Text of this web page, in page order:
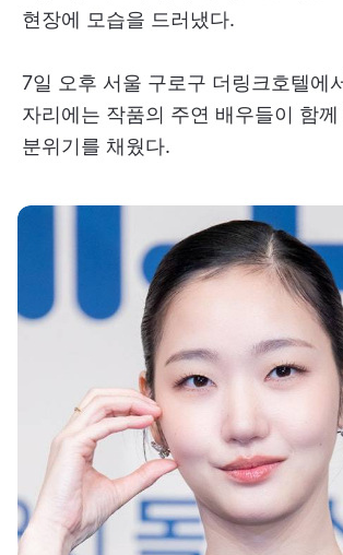
현장에 모습을 드러냈다.
7일 오후 서울 구로구 더링크호텔에
자리에는 작품의 주연 배우들이 함께
분위기를 채웠다.